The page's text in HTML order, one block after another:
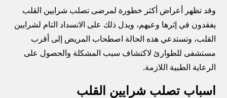
وقد تظهر أعراض أكثر خطورة لمرضى تصلب شرايين القلب
يفقدون في إثرها وعيهم، ويدل ذلك على الانسداد التام لشرايين
القلب، وتستدعي هذه الحالة اصطحاب المريض إلى أقرب
مستشفى للطوارئ لاكتشاف سبب المشكلة والحصول على
الرعاية الطبية اللازمة.
اسباب تصلب شرايين القلب